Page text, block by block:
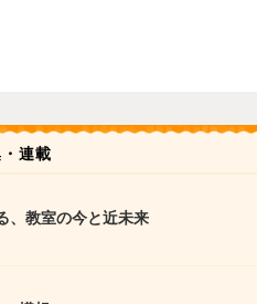
連載
、教室の今と近未来